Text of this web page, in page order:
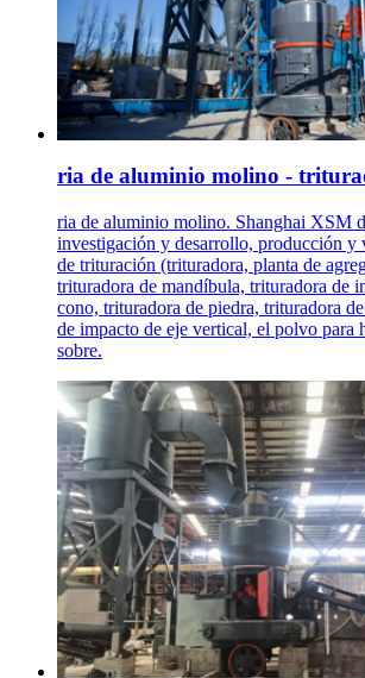
ria de aluminio molino -
ria de aluminio molino. Shanghai XSM
investigación y desarrollo, producción y
de trituración (trituradora, planta de
trituradora de mandíbula, trituradora de
cono, trituradora de piedra, trituradora
de impacto de eje vertical, el polvo para
sobre.